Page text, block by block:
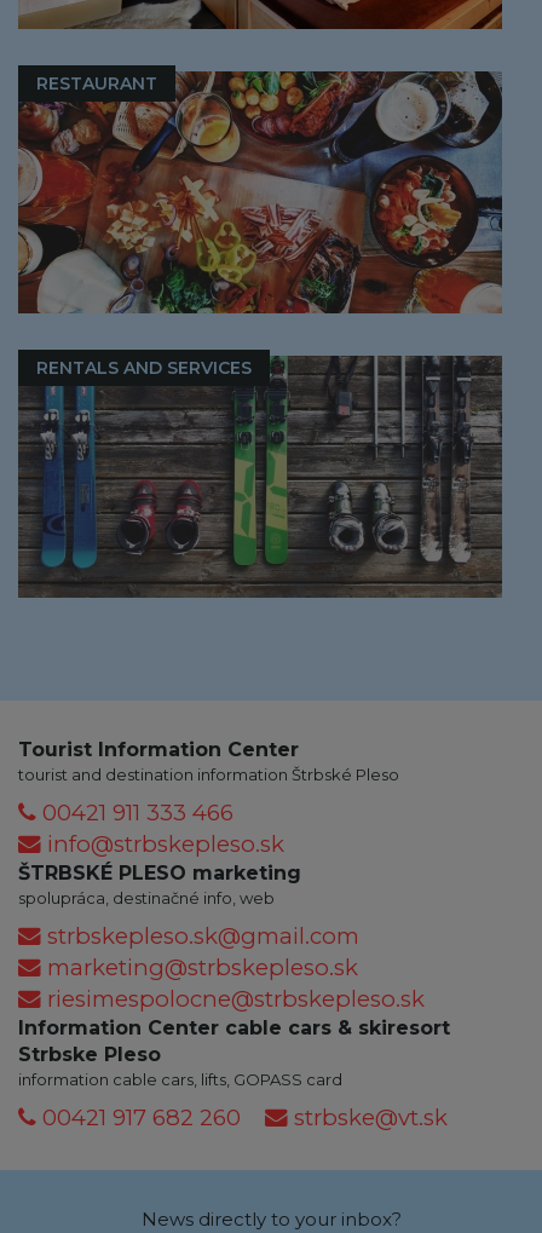
RESTAURANT
RENTALS AND SERVICES
Tourist Information Center
tourist and destination information Štrbské Pleso
00421 911 333 466
info@strbskepleso.sk
ŠTRBSKÉ PLESO marketing
spolupráca, destinačné info, web
strbskepleso.sk@gmail.com
marketing@strbskepleso.sk
riesimespolocne@strbskepleso.sk
Information Center cable cars & skiresort
Strbske Pleso
information cable cars, lifts, GOPASS card
00421 917 682 260 strbske@vt.sk
News directly to your inbox?